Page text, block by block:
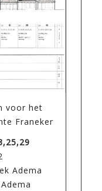
voor het
Franeker
Adema